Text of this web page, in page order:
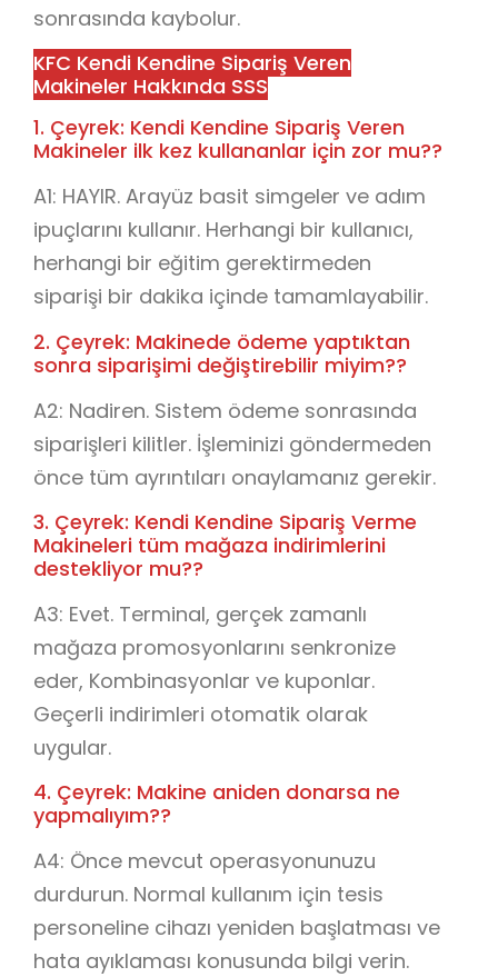
sonrasında kaybolur.
KFC Kendi Kendine Sipariş Veren
Makineler Hakkında SSS
1. Çeyrek: Kendi Kendine Sipariş Veren
Makineler ilk kez kullananlar için zor mu??
A1: HAYIR. Arayüz basit simgeler ve adım
ipuçlarını kullanır. Herhangi bir kullanıcı,
herhangi bir eğitim gerektirmeden
siparişi bir dakika içinde tamamlayabilir.
2. Çeyrek: Makinede ödeme yaptıktan
sonra siparişimi değiştirebilir miyim??
A2: Nadiren. Sistem ödeme sonrasında
siparişleri kilitler. İşleminizi göndermeden
önce tüm ayrıntıları onaylamanız gerekir.
3. Çeyrek: Kendi Kendine Sipariş Verme
Makineleri tüm mağaza indirimlerini
destekliyor mu??
A3: Evet. Terminal, gerçek zamanlı
mağaza promosyonlarını senkronize
eder, Kombinasyonlar ve kuponlar.
Geçerli indirimleri otomatik olarak
uygular.
4. Çeyrek: Makine aniden donarsa ne
yapmalıyım??
A4: Önce mevcut operasyonunuzu
durdurun. Normal kullanım için tesis
personeline cihazı yeniden başlatması ve
hata ayıklaması konusunda bilgi verin.